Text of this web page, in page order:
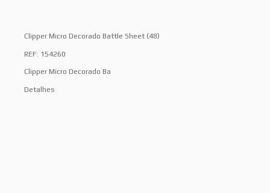
Clipper Micro Decorado Battle Sheet (48)
REF: 154260
Clipper Micro Decorado Ba
Detalhes